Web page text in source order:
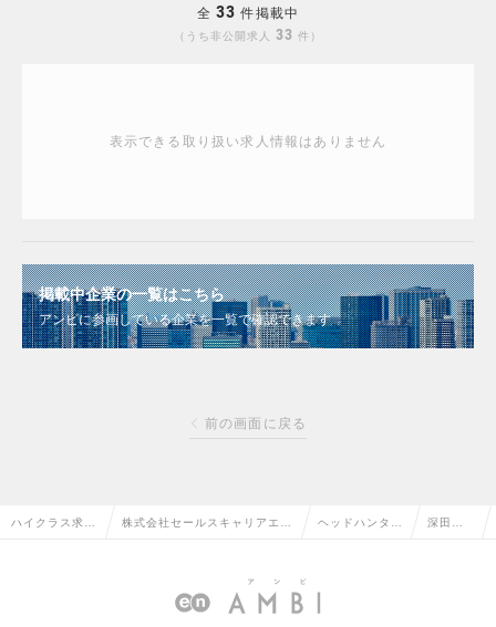
全 33 件掲載中
うち非公開求人 33 件
表示できる取り扱い求人情報はありません
掲載中企業の一覧はこちら
アンビに参画している企業を一覧で確認できます
前の画面に戻る
ハイクラス求人 株式会社セールスキャリアエー ヘッドハンター 深田